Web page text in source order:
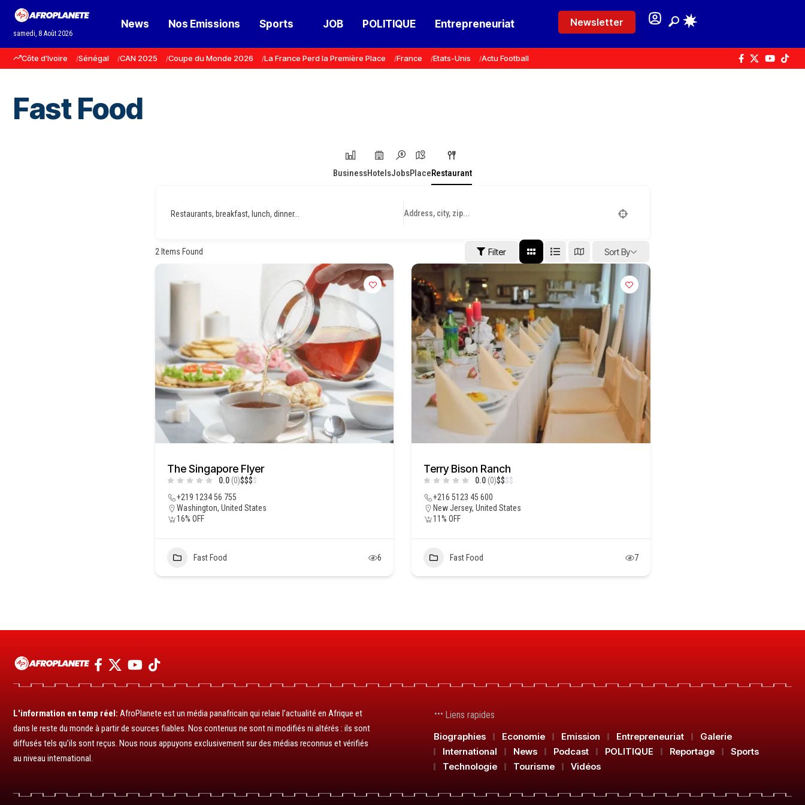
samedi, 8 Août 2026
News Nos Emissions Sports JOB POLITIQUE Entrepreneuriat Newsletter
Côte d'Ivoire Sénégal CAN 2025 Coupe du Monde 2026 La France Perd la Première Place France Etats-Unis Actu Football
Fast Food
BusinessHotelsJobsPlaceRestaurant
Restaurants, breakfast, lunch, dinner...
2 Items Found Filter Sort By
The Singapore Flyer
0.0 (0)$$$$
+219 1234 56 755
Washington, United States
16% OFF
Fast Food 6
Terry Bison Ranch
0.0 (0)$$$$
+216 5123 45 600
New Jersey, United States
11% OFF
Fast Food 7
L'information en temp réel: AfroPlanete est un média panafricain qui relaie l’actualité en Afrique et
dans le reste du monde à partir de sources fiables. Nos contenus ne sont ni modifiés ni altérés : ils sont
diffusés tels qu’ils sont reçus. Nous nous appuyons exclusivement sur des médias reconnus et vérifiés
au niveau international.
Liens rapides
Biographies
Economie Emission Entrepreneuriat
Galerie
International
News Podcast POLITIQUE Reportage
Sports
Technologie
Tourisme Vidéos